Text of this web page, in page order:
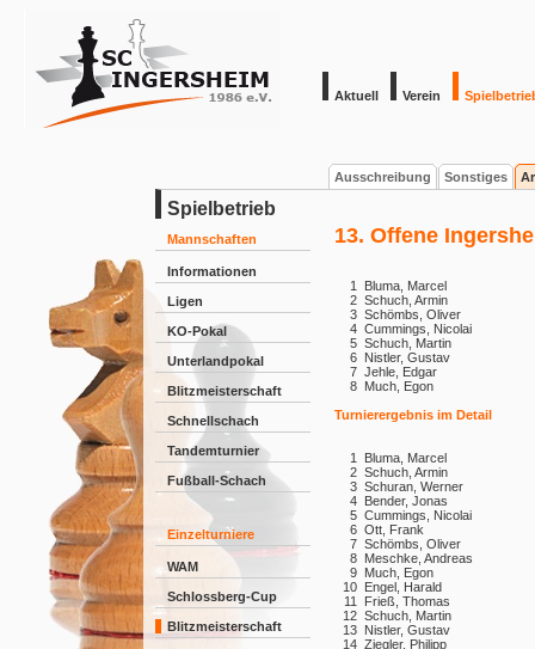
Aktuell Verein
Ausschreibung Sonstiges
Spielbetrieb
Mannschaften
Informationen
Ligen
KO-Pokal
Unterlandpokal
Blitzmeisterschaft
Schnellschach
Tandemturnier
Fußball-Schach
Einzelturniere
WAM
Schlossberg-Cup
Blitzmeisterschaft
13. Offene
1
Bluma, Marcel
2 Schuch, Armin
3 Schömbs, Oliver
4 Cummings, Nicolai
5 Schuch, Martin
6 Nistler, Gustav
7 Jehle, Edgar
8 Much, Egon
Turnierergebnis im Detail
1
Bluma, Marcel
2 Schuch, Armin
3 Schuran, Werner
4 Bender, Jonas
5 Cummings, Nicolai
6 Ott, Frank
7 Schömbs, Oliver
8 Meschke, Andreas
9 Much, Egon
10 Engel, Harald
11
Frieß, Thomas
12 Schuch, Martin
13 Nistler, Gustav
14 Ziegler, Philipp